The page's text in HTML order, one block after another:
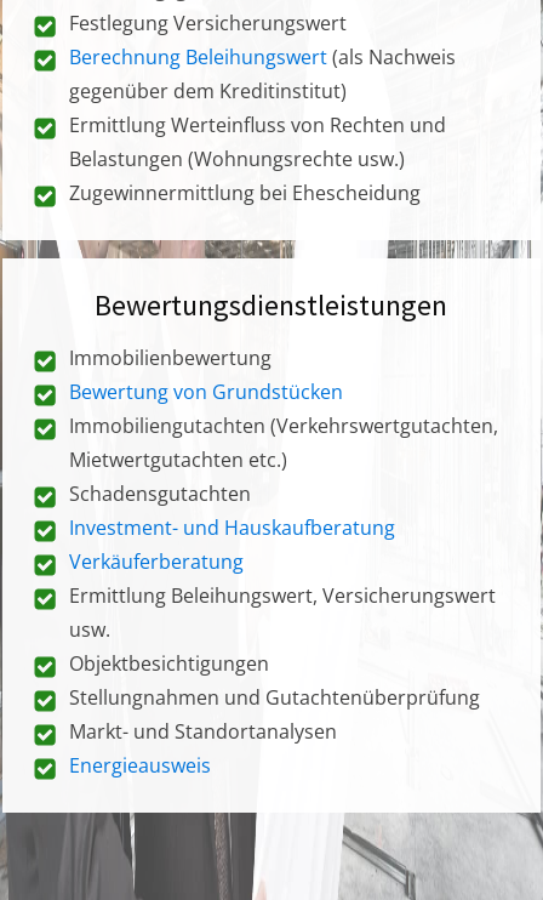
Festlegung Versicherungswert
Berechnung Beleihungswert(als Nachweis
gegenüber dem Kreditinstitut)
Ermittlung Werteinfluss von Rechten und
Belastungen (Wohnungsrechte usw.)
Zugewinnermittlung bei Ehescheidung
Bewertungsdienstleistungen
Immobilienbewertung
Bewertung von Grundstücken
Immobiliengutachten (Verkehrswertgutachten,
Mietwertgutachten etc.)
Schadensgutachten
Investment- und Hauskaufberatung
Verkäuferberatung
Ermittlung Beleihungswert, Versicherungswert
usw.
Objektbesichtigungen
Stellungnahmen und Gutachtenüberprüfung
Markt- und Standortanalysen
Energieausweis